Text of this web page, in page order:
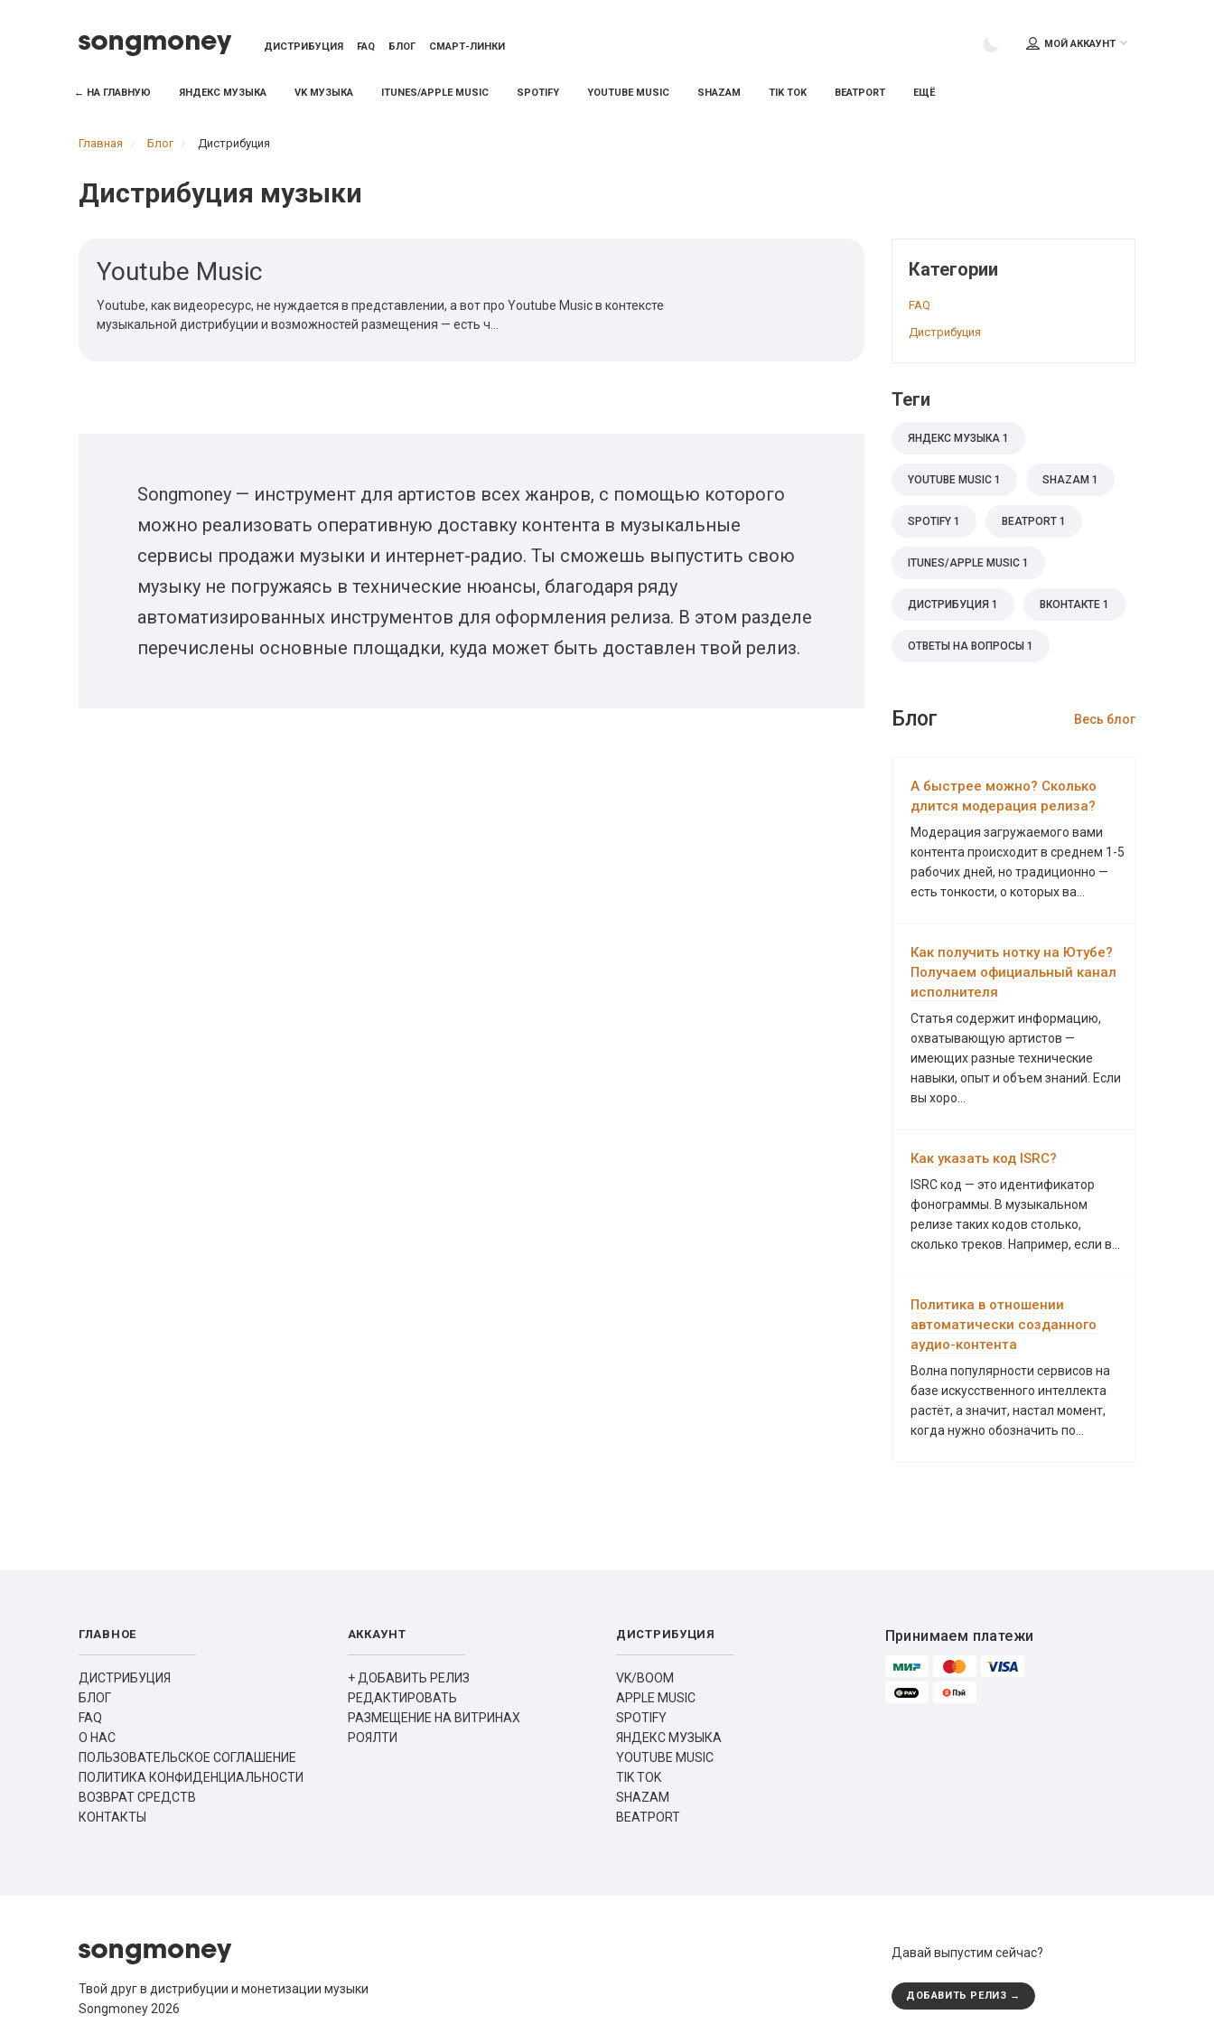
ДИСТРИБУЦИЯ FAQ БЛОГ СМАРТ-ЛИНКИ МОЙ АККАУНТ
← НА ГЛАВНУЮ ЯНДЕКС МУЗЫКА VK МУЗЫКА ITUNES/APPLE MUSIC SPOTIFY YOUTUBE MUSIC SHAZAM TIK TOK BEATPORT ЕЩЁ
Главная Блог Дистрибуция
Дистрибуция музыки
Youtube Music
Youtube, как видеоресурс, не нуждается в представлении, а вот про Youtube Music в контексте
музыкальной дистрибуции и возможностей размещения — есть ч...
Songmoney — инструмент для артистов всех жанров, с помощью которого
можно реализовать оперативную доставку контента в музыкальные
сервисы продажи музыки и интернет-радио. Ты сможешь выпустить свою
музыку не погружаясь в технические нюансы, благодаря ряду
автоматизированных инструментов для оформления релиза. В этом разделе
перечислены основные площадки, куда может быть доставлен твой релиз.
Категории
FAQ
Дистрибуция
Теги
ЯНДЕКС МУЗЫКА 1
YOUTUBE MUSIC 1 SHAZAM 1
SPOTIFY 1 BEATPORT 1
ITUNES/APPLE MUSIC 1
ДИСТРИБУЦИЯ 1 ВКОНТАКТЕ 1
ОТВЕТЫ НА ВОПРОСЫ 1
Блог Весь блог
А быстрее можно? Сколько
длится модерация релиза?
Модерация загружаемого вами
контента происходит в среднем 1-5
рабочих дней, но традиционно —
есть тонкости, о которых ва...
Как получить нотку на Ютубе?
Получаем официальный канал
исполнителя
Статья содержит информацию,
охватывающую артистов —
имеющих разные технические
навыки, опыт и объем знаний. Если
вы хоро...
Как указать код ISRC?
ISRC код — это идентификатор
фонограммы. В музыкальном
релизе таких кодов столько,
сколько треков. Например, если в...
Политика в отношении
автоматически созданного
аудио-контента
Волна популярности сервисов на
базе искусственного интеллекта
растёт, а значит, настал момент,
когда нужно обозначить по...
ГЛАВНОЕ
ДИСТРИБУЦИЯ
БЛОГ
FAQ
О НАС
ПОЛЬЗОВАТЕЛЬСКОЕ СОГЛАШЕНИЕ
ПОЛИТИКА КОНФИДЕНЦИАЛЬНОСТИ
ВОЗВРАТ СРЕДСТВ
КОНТАКТЫ
АККАУНТ
+ ДОБАВИТЬ РЕЛИЗ
РЕДАКТИРОВАТЬ
РАЗМЕЩЕНИЕ НА ВИТРИНАХ
РОЯЛТИ
ДИСТРИБУЦИЯ
VK/BOOM
APPLE MUSIC
SPOTIFY
ЯНДЕКС МУЗЫКА
YOUTUBE MUSIC
TIK TOK
SHAZAM
BEATPORT
Принимаем платежи
Твой друг в дистрибуции и монетизации музыки
Songmoney 2026
Давай выпустим сейчас?
ДОБАВИТЬ РЕЛИЗ →